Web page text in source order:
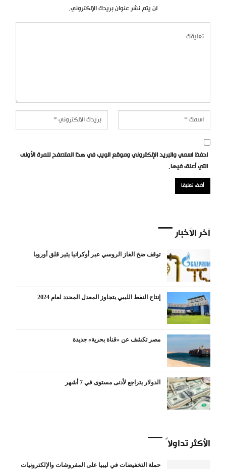
لن يتم نشر عنوان بريدك الإلكتروني.
احفظ اسمي والبريد الإلكتروني وموقع الويب في هذا المتصفح للمرة الأولى
التي أعلق فيها.
آخر الأخبار
توقف ضخ الغاز الروسي عبر أوكرانيا يثير قلق أوروبا
إنتاج النفط الليبي يتجاوز المعدل المحدد لعام 2024
مصر تكشف عن «قناة بحرية» جديدة
الدولار يتراجع لأدنى مستوى في 7 أشهر
الأكثر تداولاً
حملة التخفيضات في ليبيا على المفروشات والإلكترونيات